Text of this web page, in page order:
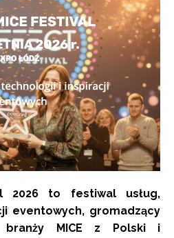
2026 to festiwal usług,
eventowych, gromadzący
branży MICE z Polski i